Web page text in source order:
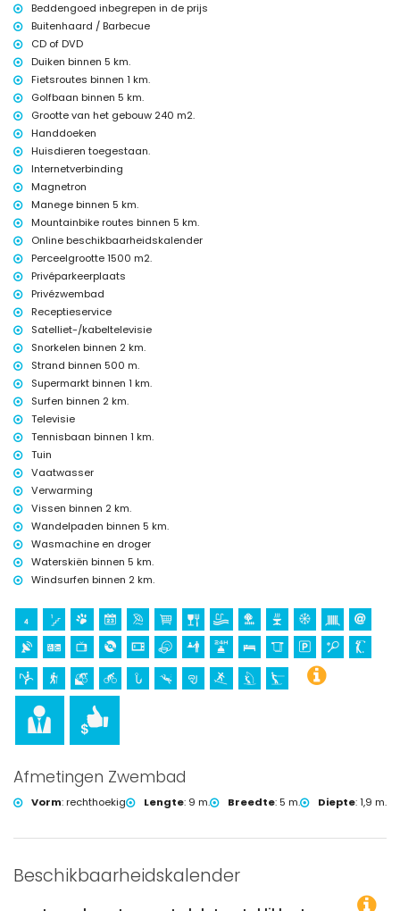
openbaar vervoer: trein binnen 50 kilometer
huisdieren toegestaan
De accommodatie is zeer geschikt voor families met kinderen
Faciliteiten en diensten inbegrepen in de huurprijs van de villa
internet (WiFi)
strijkijzer en strijkplank
bedlinnen en handdoeken
receptiedienst en 24-uurs noodservice
centrale verwarming en airconditioning
Faciliteiten en diensten tegen extra kosten
extra bed en kinderbedden/-wiegjes (op aanvraag)
Vermaak en recreatieve activiteiten voor uw vakantie in Denia,
Costa Blanca
discotheek, nachtclub, bar en boulevard (binnen 5 kilometer van het
huis)
Bezienswaardigheden en cultuur in Denia, Costa Blanca
kerk, kasteel (Portal de la Vila, Denia), ruïne en historische plaats
(binnen 5 kilometer van de accommodatie)
Sporten
tennis en fietsen (binnen 1000 meter van de villa)
golf, paardrijden, wandelen, mountainbiken, vissen, duiken, snorkelen,
Beddengoed inbegrepen in de prijs
Buitenhaard / Barbecue
CD of DVD
Duiken binnen 5 km.
Fietsroutes binnen 1 km.
Golfbaan binnen 5 km.
Grootte van het gebouw 240 m2.
Handdoeken
Huisdieren toegestaan.
Internetverbinding
Magnetron
Manege binnen 5 km.
Mountainbike routes binnen 5 km.
Online beschikbaarheidskalender
Perceelgrootte 1500 m2.
Privéparkeerplaats
Privézwembad
Receptieservice
Satelliet-/kabeltelevisie
Snorkelen binnen 2 km.
Strand binnen 500 m.
Supermarkt binnen 1 km.
Surfen binnen 2 km.
Televisie
Tennisbaan binnen 1 km.
Tuin
Vaatwasser
Verwarming
Vissen binnen 2 km.
Wandelpaden binnen 5 km.
Wasmachine en droger
Waterskiën binnen 5 km.
Windsurfen binnen 2 km.
Afmetingen Zwembad
Vorm:rechthoekig Lengte: 9 m. Breedte:5 m. Diepte:1,9 m.
Beschikbaarheidskalender